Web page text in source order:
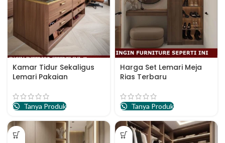
Kamar Tidur Sekaligus
Lemari Pakaian
Tanya Produk
Harga Set Lemari Meja
Rias Terbaru
Tanya Produk